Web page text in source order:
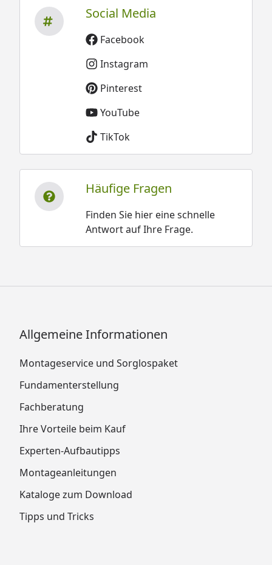
Social Media
Facebook
Instagram
Pinterest
YouTube
TikTok
Häufige Fragen
Finden Sie hier eine schnelle
Antwort auf Ihre Frage.
Allgemeine Informationen
Montageservice und Sorglospaket
Fundamenterstellung
Fachberatung
Ihre Vorteile beim Kauf
Experten-Aufbautipps
Montageanleitungen
Kataloge zum Download
Tipps und Tricks